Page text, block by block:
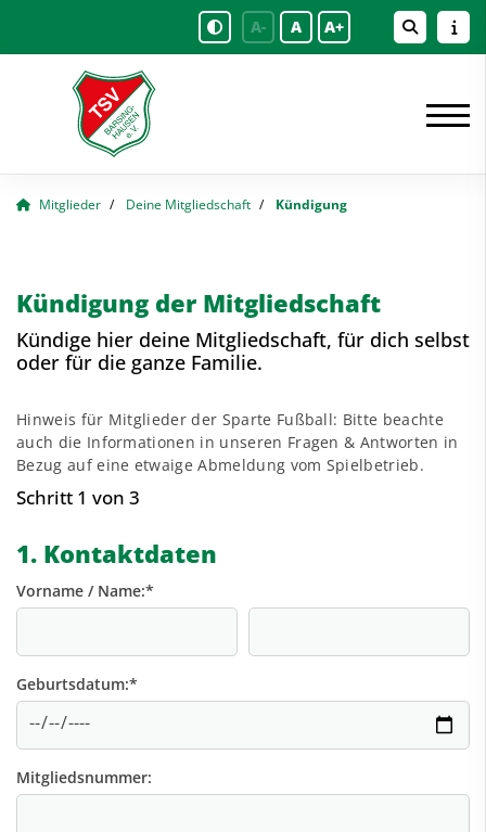
A- A A+
Mitglieder Deine Mitgliedschaft Kündigung
Kündigung der Mitgliedschaft
Kündige hier deine Mitgliedschaft, für dich selbst
oder für die ganze Familie.
Hinweis für Mitglieder der Sparte Fußball: Bitte beachte
auch die Informationen in unseren Fragen & Antworten in
Bezug auf eine etwaige Abmeldung vom Spielbetrieb.
Schritt 1 von 3
1. Kontaktdaten
Vorname / Name:*
Geburtsdatum:*
Mitgliedsnummer: